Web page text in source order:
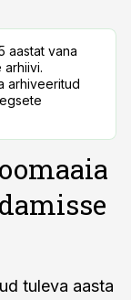
aastat vana
arhiivi.
arhiveeritud
tuleva aasta